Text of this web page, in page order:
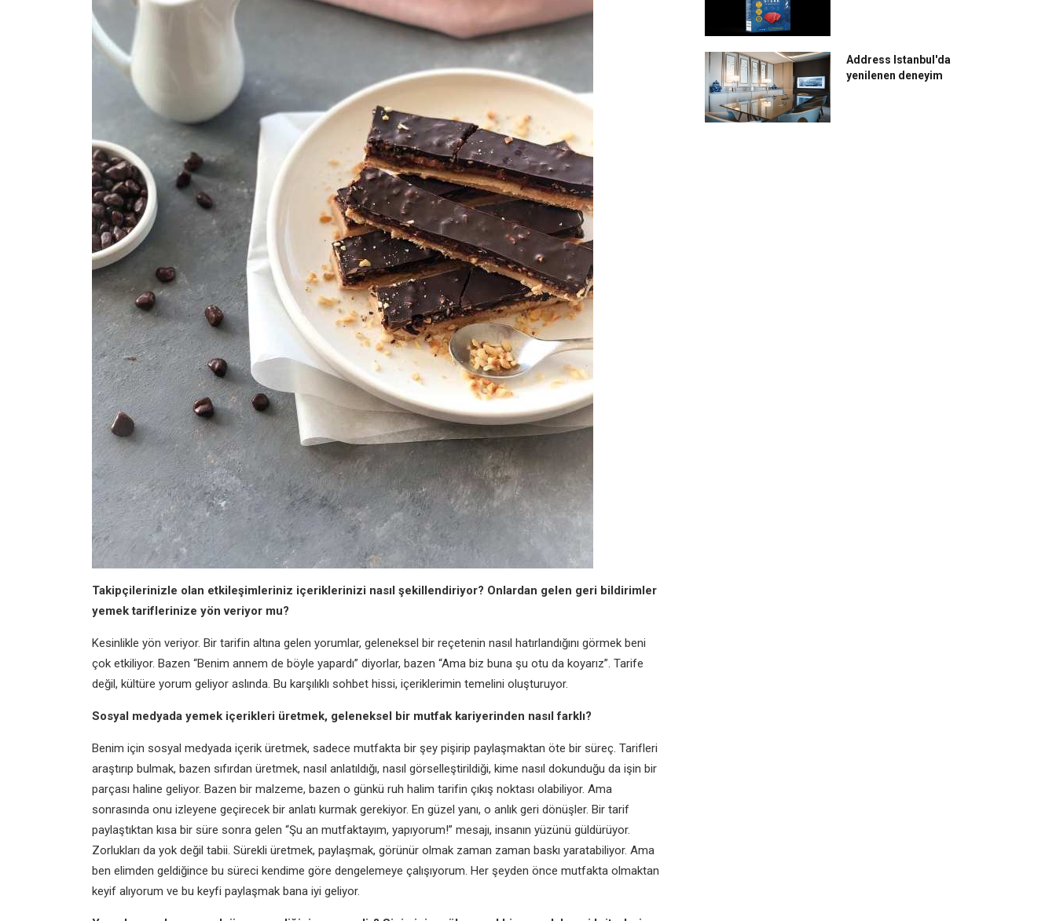
Takipçilerinizle olan etkileşimleriniz içeriklerinizi nasıl şekillendiriyor? Onlardan gelen geri bildirimler
yemek tariflerinize yön veriyor mu?
Kesinlikle yön veriyor. Bir tarifin altına gelen yorumlar, geleneksel bir reçetenin nasıl hatırlandığını görmek beni
çok etkiliyor. Bazen “Benim annem de böyle yapardı” diyorlar, bazen “Ama biz buna şu otu da koyarız”. Tarife
değil, kültüre yorum geliyor aslında. Bu karşılıklı sohbet hissi, içeriklerimin temelini oluşturuyor.
Sosyal medyada yemek içerikleri üretmek, geleneksel bir mutfak kariyerinden nasıl farklı?
Benim için sosyal medyada içerik üretmek, sadece mutfakta bir şey pişirip paylaşmaktan öte bir süreç. Tarifleri
araştırıp bulmak, bazen sıfırdan üretmek, nasıl anlatıldığı, nasıl görselleştirildiği, kime nasıl dokunduğu da işin bir
parçası haline geliyor. Bazen bir malzeme, bazen o günkü ruh halim tarifin çıkış noktası olabiliyor. Ama
sonrasında onu izleyene geçirecek bir anlatı kurmak gerekiyor. En güzel yanı, o anlık geri dönüşler. Bir tarif
paylaştıktan kısa bir süre sonra gelen “Şu an mutfaktayım, yapıyorum!” mesajı, insanın yüzünü güldürüyor.
Zorlukları da yok değil tabii. Sürekli üretmek, paylaşmak, görünür olmak zaman zaman baskı yaratabiliyor. Ama
ben elimden geldiğince bu süreci kendime göre dengelemeye çalışıyorum. Her şeyden önce mutfakta olmaktan
keyif alıyorum ve bu keyfi paylaşmak bana iyi geliyor.
Address Istanbul'da
yenilenen deneyim